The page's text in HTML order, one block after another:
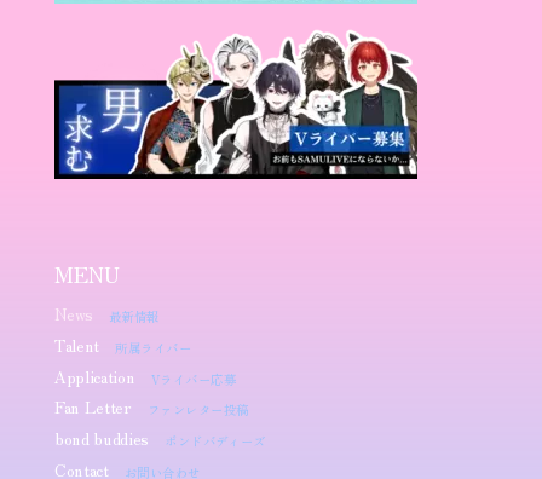
MENU
News 最新情報
Talent 所属ライバー
Application Vライバー応募
Fan Letter ファンレター投稿
bond buddies ボンドバディーズ
Contact お問い合わせ